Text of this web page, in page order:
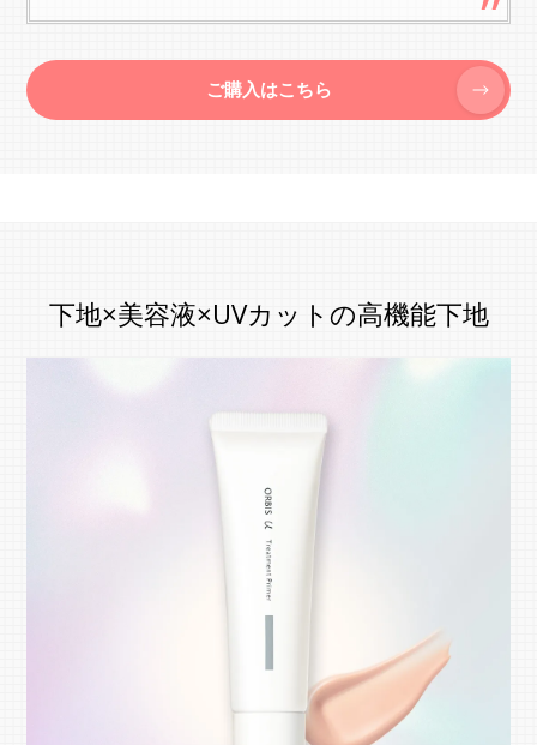
ご購入はこちら
下地×美容液×UVカットの高機能下地